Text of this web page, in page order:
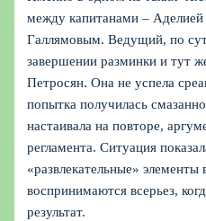
между капитанами –
Галлямовым. Ведущий, по
завершении разминки и тут
Петросян. Она не успела
попытка получилась
настаивала на повторе,
регламента. Ситуация
«развлекательные» элементы
воспринимаются всерьез,
результат.